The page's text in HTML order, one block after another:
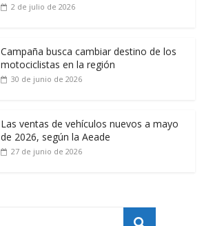
2 de julio de 2026
Campaña busca cambiar destino de los
motociclistas en la región
30 de junio de 2026
Las ventas de vehículos nuevos a mayo
de 2026, según la Aeade
27 de junio de 2026